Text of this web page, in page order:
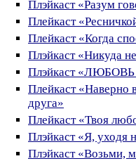
Плэйкаст «Разум
Плейкаст
Плейкаст «Когда
Плэйкаст «Никуда
Плэйкаст
Плейкаст «Наверно
друга»
Плейкаст «Твоя
Плэйкаст «Я, уходя
Плэйкаст «Возьми,